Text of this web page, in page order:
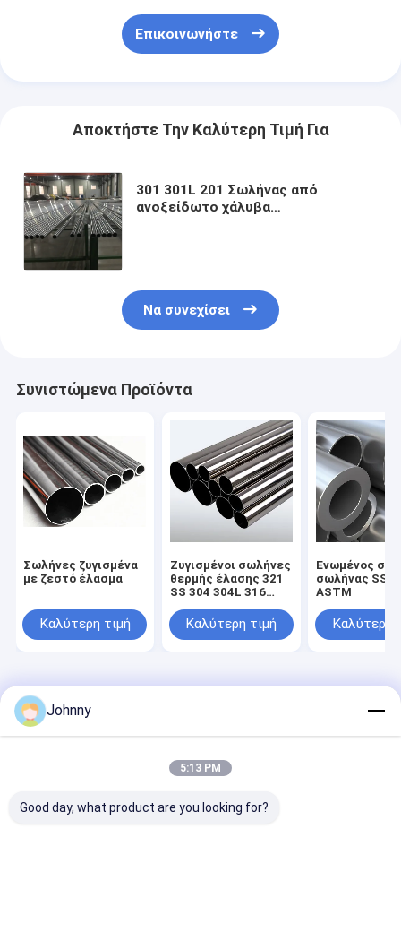
Επικοινωνήστε
Αποκτήστε Την Καλύτερη Τιμή Για
301 301L 201 Σωλήνας από
ανοξείδωτο χάλυβα
Να συνεχίσει
Συνιστώμενα Προϊόντα
Σωλήνες ζυγισμένα
με ζεστό έλασμα
Καλύτερη τιμή
Ζυγισμένοι σωλήνες
θερμής έλασης 321
SS 304 304L 316
Καλύτερη τιμή
Ενωμένος
σωλήνας SS
ASTM
Καλύτερη
Σελίδα
εργοστάσιο.Copyright © 2026 ShanXi TaiGang Stainless Steel
Co.,Ltd. All Rights Reserved.
Johnny
5:13 PM
Good day, what product are you looking for?